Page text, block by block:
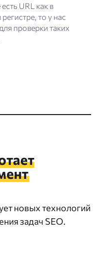
URL как в
то у нас
проверки таких
новых технологий
задач SEO.